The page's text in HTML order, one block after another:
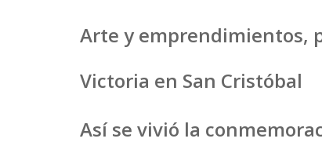
Arte y emprendimientos,
Victoria en San Cristóbal
Así se vivió la